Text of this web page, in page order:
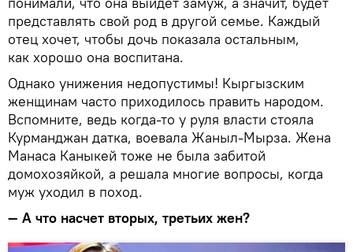
представлять свой род в другой семье. Каждый
отец хочет, чтобы дочь показала остальным,
как хорошо она воспитана.
Однако унижения недопустимы! Кыргызским
женщинам часто приходилось править народом.
Вспомните, ведь когда-то у руля власти стояла
Курманджан датка, воевала Жаныл-Мырза. Жена
Манаса Каныкей тоже не была забитой
домохозяйкой, а решала многие вопросы, когда
муж уходил в поход.
— А что насчет вторых, третьих жен?